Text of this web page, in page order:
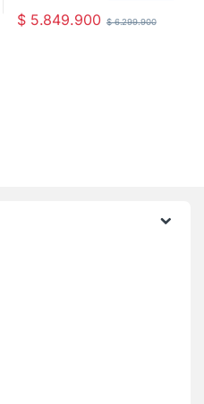
$5.849.900 $6.299.900